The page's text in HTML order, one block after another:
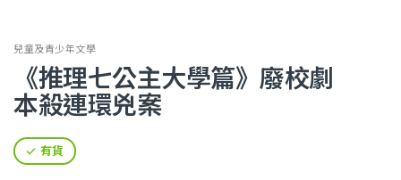
兒童及青少年文學
《推理七公主大學篇》廢校劇
本殺連環兇案
有貨